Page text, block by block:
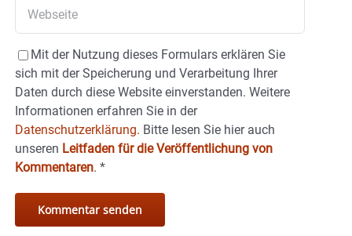
Mit der Nutzung dieses Formulars erklären Sie
sich mit der Speicherung und Verarbeitung Ihrer
Daten durch diese Website einverstanden. Weitere
Informationen erfahren Sie in der
Datenschutzerklärung. Bitte lesen Sie hier auch
unseren Leitfaden für die Veröffentlichung von
Kommentaren. *